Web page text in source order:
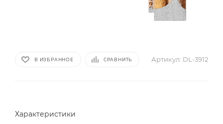
В ИЗБРАННОЕ СРАВНИТЬ Артикул: DL-3912
Характеристики